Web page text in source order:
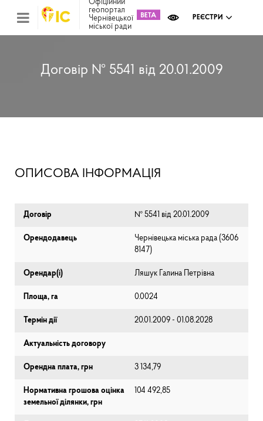
Офіційний
геопортал
Чернівецької
міської ради
РЕЄСТРИ
Договір № 5541 від 20.01.2009
ОПИСОВА ІНФОРМАЦІЯ
Договір № 5541 від 20.01.2009
Орендодавець
Чернівецька міська рада (⁨3606
8147⁩)
Орендар(і) Ляшук Галина Петрівна
Площа, га 0.0024
Термін дії 20.01.2009 - 01.08.2028
Актуальність договору
Орендна плата, грн 3 134,79
Нормативна грошова оцінка
земельної ділянки, грн
104 492,85